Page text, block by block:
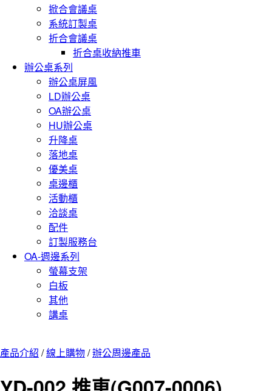
掀合會議桌
系統訂製桌
折合會議桌
折合桌收納推車
辦公桌系列
辦公桌屏風
LD辦公桌
OA辦公桌
HU辦公桌
升降桌
落地桌
優美桌
桌邊櫃
活動櫃
洽談桌
配件
訂製服務台
OA-週邊系列
螢幕支架
白板
其他
講桌
產品介紹 /線上購物/辦公周邊產品